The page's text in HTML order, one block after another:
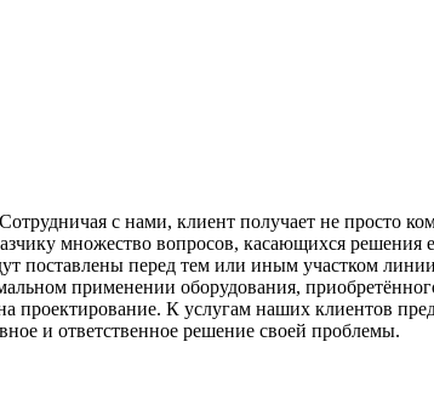
с нами, клиент получает не просто
множество вопросов, касающихся
поставлены перед тем или иным участком
применении оборудования,
проектирование. К услугам наших клиентов
и ответственное решение своей проблемы.